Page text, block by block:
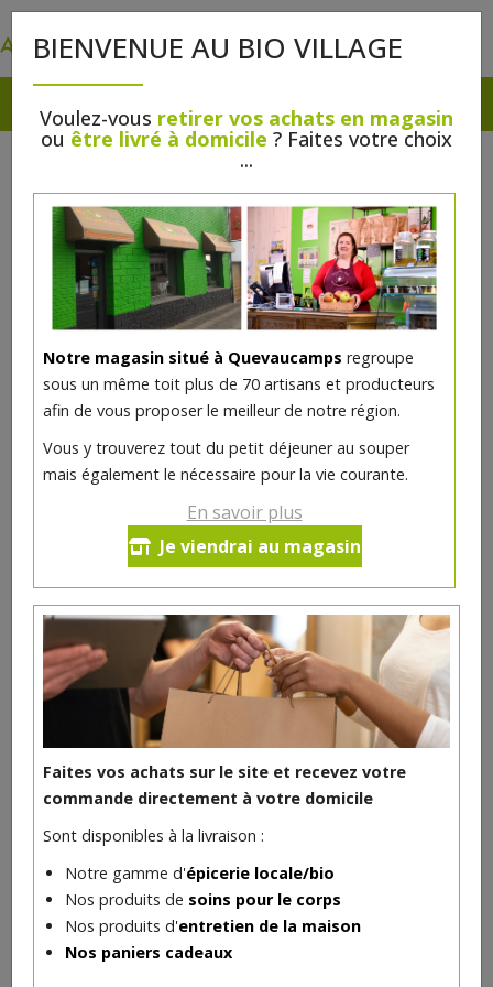
BIENVENUE AU BIO VILLAGE
Voulez-vous retirer vos achats en magasin
ou être livré à domicile ? Faites votre choix
...
Notre magasin situé à Quevaucamps regroupe
sous un même toit plus de 70 artisans et producteurs
afin de vous proposer le meilleur de notre région.
Vous y trouverez tout du petit déjeuner au souper
mais également le nécessaire pour la vie courante.
En savoir plus
Je viendrai au magasin
Faites vos achats sur le site et recevez votre
commande directement à votre domicile
Sont disponibles à la livraison :
Notre gamme d'épicerie locale/bio
Nos produits de soins pour le corps
Nos produits d'entretien de la maison
Nos paniers cadeaux
Acide citrique 900g
9.07€/pc
Ce produit est indisponible pour le moment.
DANS LA MÊME CATÉGORIE ...
Acide Citrique 1kg Droguerie Ecologique